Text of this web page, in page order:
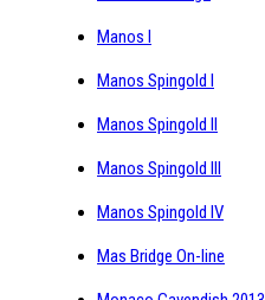
Manos I
Manos Spingold I
Manos Spingold II
Manos Spingold III
Manos Spingold IV
Mas Bridge On-line